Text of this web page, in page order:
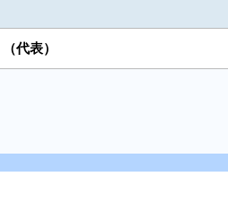
（代表）